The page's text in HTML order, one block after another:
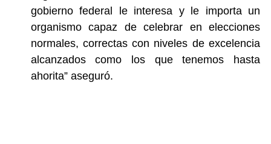
gobierno federal le interesa y le importa un
organismo capaz de celebrar en elecciones
normales, correctas con niveles de excelencia
alcanzados como los que tenemos hasta
ahorita” aseguró.